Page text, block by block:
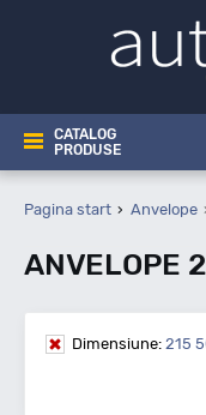
CATALOG
PRODUSE
Pagina start Anvelope
ANVELOPE
Dimensiune: 215